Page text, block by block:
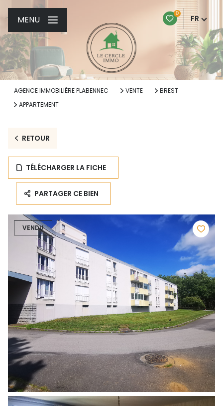
0
FR
MENU
AGENCE IMMOBILIÈRE PLABENNEC VENTE
BREST
APPARTEMENT
RETOUR
TÉLÉCHARGER LA FICHE
PARTAGER CE BIEN
VENDU